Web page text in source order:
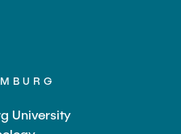
University